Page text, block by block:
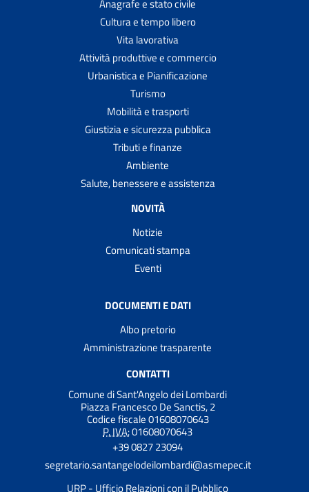
Anagrafe e stato civile
Cultura e tempo libero
Vita lavorativa
Attività produttive e commercio
Urbanistica e Pianificazione
Turismo
Mobilità e trasporti
Giustizia e sicurezza pubblica
Tributi e finanze
Ambiente
Salute, benessere e assistenza
NOVITÀ
Notizie
Comunicati stampa
Eventi
DOCUMENTI E DATI
Albo pretorio
Amministrazione trasparente
CONTATTI
Comune di Sant'Angelo dei Lombardi
Piazza Francesco De Sanctis, 2
Codice fiscale 01608070643
P. IVA:01608070643
+39 0827 23094
segretario.santangelodeilombardi@asmepec.it
URP - Ufficio Relazioni con il Pubblico